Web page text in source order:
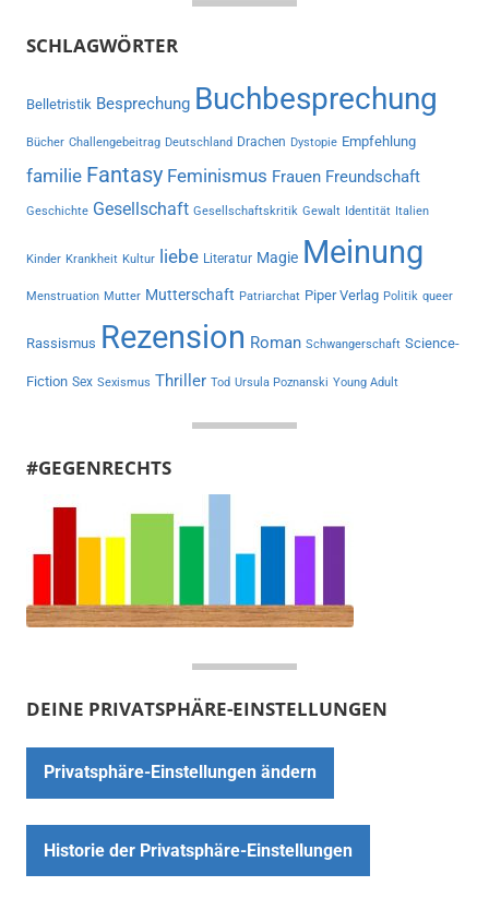
SCHLAGWÖRTER
Belletristik Besprechung Buchbesprechung
Bücher Challengebeitrag Deutschland Drachen Dystopie Empfehlung
familie Fantasy Feminismus Frauen Freundschaft
Geschichte Gesellschaft Gesellschaftskritik Gewalt Identität Italien
Kinder Krankheit Kultur liebe Literatur Magie Meinung
Menstruation Mutter Mutterschaft Patriarchat Piper Verlag Politik queer
Rassismus Rezension Roman Schwangerschaft Science-
Fiction Sex Sexismus Thriller Tod Ursula Poznanski Young Adult
#GEGENRECHTS
DEINE PRIVATSPHÄRE-EINSTELLUNGEN
Privatsphäre-Einstellungen ändern
Historie der Privatsphäre-Einstellungen